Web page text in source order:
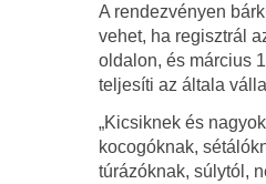
A rendezvényen
vehet, ha regisztrál
oldalon, és március
teljesíti az általa
„Kicsiknek és
kocogóknak,
túrázóknak, súlytól,